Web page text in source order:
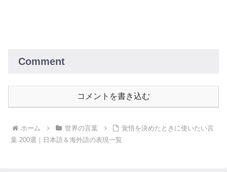
Comment
コメントを書き込む
ホーム 世界の言葉
覚悟を決めたときに使いたい言
葉 200選｜日本語＆海外語の表現一覧